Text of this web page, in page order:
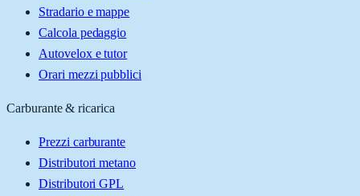
Stradario e mappe
Calcola pedaggio
Autovelox e tutor
Orari mezzi pubblici
Carburante & ricarica
Prezzi carburante
Distributori metano
Distributori GPL